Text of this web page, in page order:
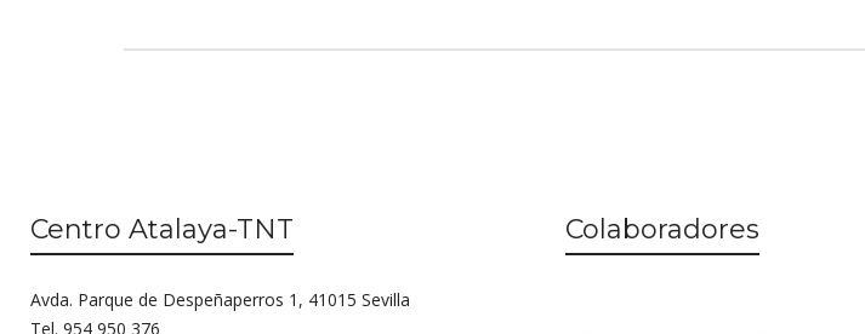
Centro Atalaya-TNT
Avda. Parque de Despeñaperros 1, 41015 Sevilla
Tel. 954 950 376
Colaboradores